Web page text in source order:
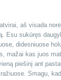
aš visada
Esu sukūręs
didesniuose
mažai kas juos
piešinį ant
Smagu,